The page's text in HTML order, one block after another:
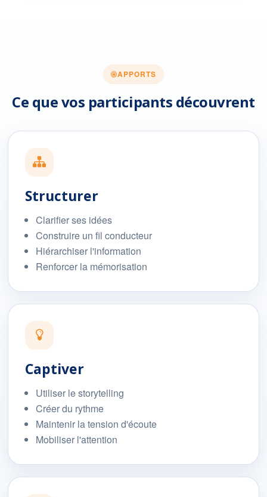
APPORTS
Ce que vos participants découvrent
Structurer
Clarifier ses idées
Construire un fil conducteur
Hiérarchiser l'information
Renforcer la mémorisation
Captiver
Utiliser le storytelling
Créer du rythme
Maintenir la tension d'écoute
Mobiliser l'attention